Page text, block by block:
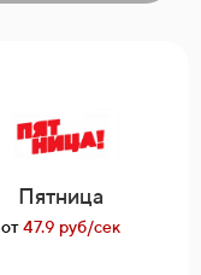
Пятница
от47.9 руб/сек